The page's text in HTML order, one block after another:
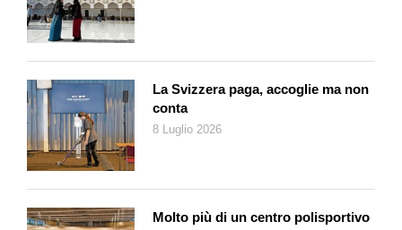
La Svizzera paga, accoglie ma non
conta
8 Luglio 2026
Molto più di un centro polisportivo